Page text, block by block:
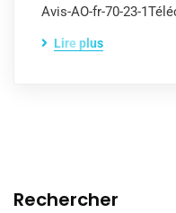
Avis-AO-fr-70-23-
Lire plus
Rechercher